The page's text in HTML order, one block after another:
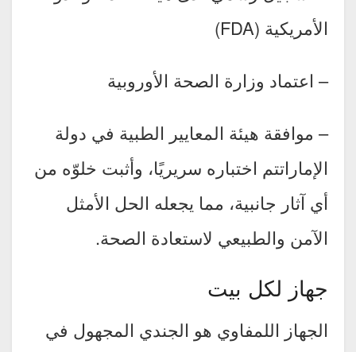
الأمريكية (FDA)
– اعتماد وزارة الصحة الأوروبية
– موافقة هيئة المعايير الطبية في دولة
الإماراتتم اختباره سريريًا، وأثبت خلوّه من
أي آثار جانبية، مما يجعله الحل الأمثل
الآمن والطبيعي لاستعادة الصحة.
جهاز لكل بيت
الجهاز اللمفاوي هو الجندي المجهول في